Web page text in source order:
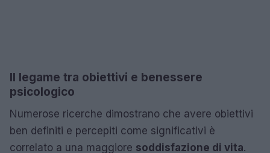
Il legame tra obiettivi e benessere
psicologico
Numerose ricerche dimostrano che avere obiettivi
ben definiti e percepiti come significativi è
correlato a una maggiore soddisfazione di vita.